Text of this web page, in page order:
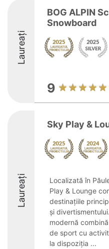
Laureați
BOG ALPIN
Snowboard
9
Laureați
Sky Play &
Localizată în
Play & Lounge
destinațiile
și
modernă
de sport cu
la dispoziția ...